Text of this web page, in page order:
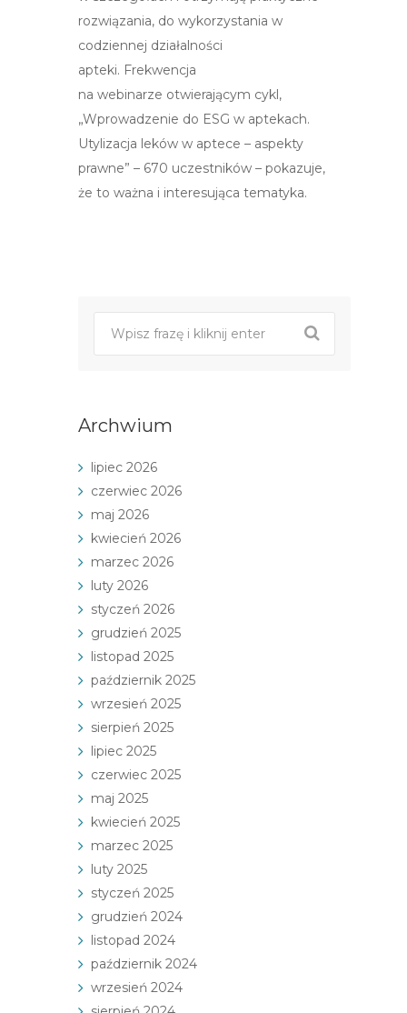
rozwiązania, do wykorzystania w
codziennej działalności
apteki. Frekwencja
na webinarze otwierającym cykl,
„Wprowadzenie do ESG w aptekach.
Utylizacja leków w aptece – aspekty
prawne” – 670 uczestników – pokazuje,
że to ważna i interesująca tematyka.
Archwium
lipiec 2026
czerwiec 2026
maj 2026
kwiecień 2026
marzec 2026
luty 2026
styczeń 2026
grudzień 2025
listopad 2025
październik 2025
wrzesień 2025
sierpień 2025
lipiec 2025
czerwiec 2025
maj 2025
kwiecień 2025
marzec 2025
luty 2025
styczeń 2025
grudzień 2024
listopad 2024
październik 2024
wrzesień 2024